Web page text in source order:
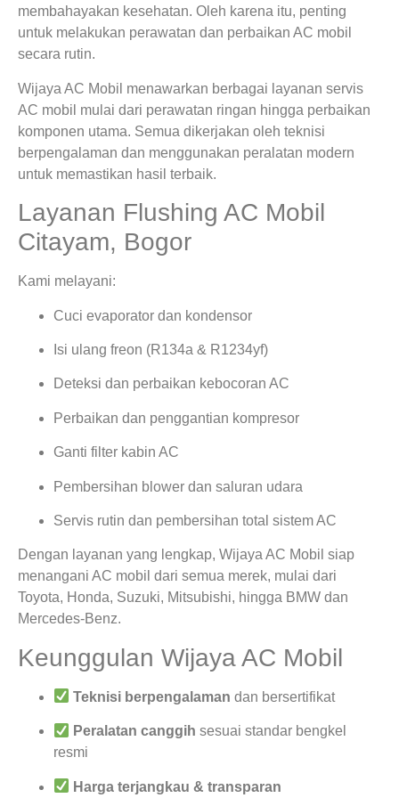
membahayakan kesehatan. Oleh karena itu, penting
untuk melakukan perawatan dan perbaikan AC mobil
secara rutin.
Wijaya AC Mobil menawarkan berbagai layanan servis
AC mobil mulai dari perawatan ringan hingga perbaikan
komponen utama. Semua dikerjakan oleh teknisi
berpengalaman dan menggunakan peralatan modern
untuk memastikan hasil terbaik.
Layanan Flushing AC Mobil
Citayam, Bogor
Kami melayani:
Cuci evaporator dan kondensor
Isi ulang freon (R134a & R1234yf)
Deteksi dan perbaikan kebocoran AC
Perbaikan dan penggantian kompresor
Ganti filter kabin AC
Pembersihan blower dan saluran udara
Servis rutin dan pembersihan total sistem AC
Dengan layanan yang lengkap, Wijaya AC Mobil siap
menangani AC mobil dari semua merek, mulai dari
Toyota, Honda, Suzuki, Mitsubishi, hingga BMW dan
Mercedes-Benz.
Keunggulan Wijaya AC Mobil
Teknisi berpengalaman dan bersertifikat
Peralatan canggih sesuai standar bengkel
resmi
Harga terjangkau & transparan